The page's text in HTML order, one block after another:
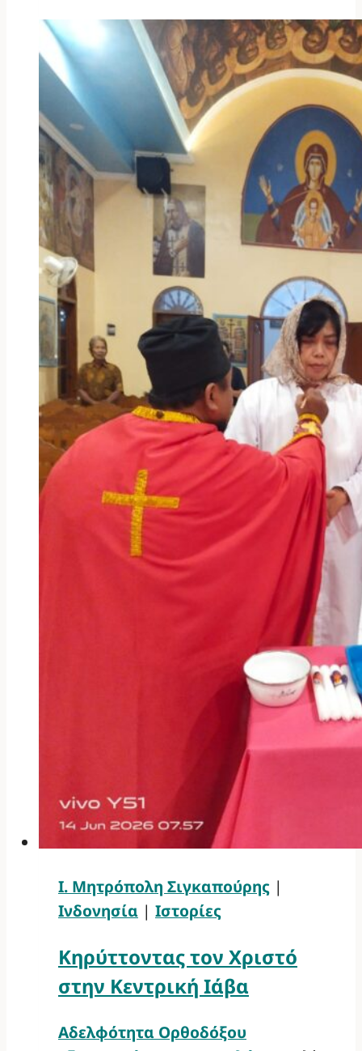
Ι. Μητρόπολη Σιγκαπούρης |
Ινδονησία | Ιστορίες
Κηρύττοντας τον Χριστό
στην Κεντρική Ιάβα
Αδελφότητα Ορθοδόξου